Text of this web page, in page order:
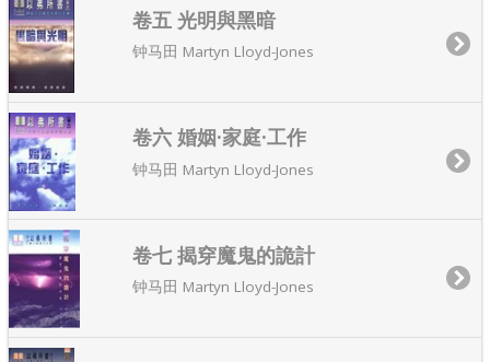
卷五 光明與黑暗
钟马田 Martyn Lloyd-Jones
卷六 婚姻·家庭·工作
钟马田 Martyn Lloyd-Jones
卷七 揭穿魔鬼的詭計
钟马田 Martyn Lloyd-Jones